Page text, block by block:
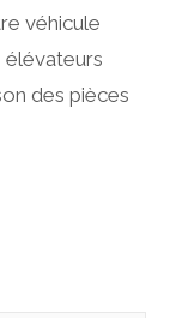
véhicule
élévateurs
des pièces